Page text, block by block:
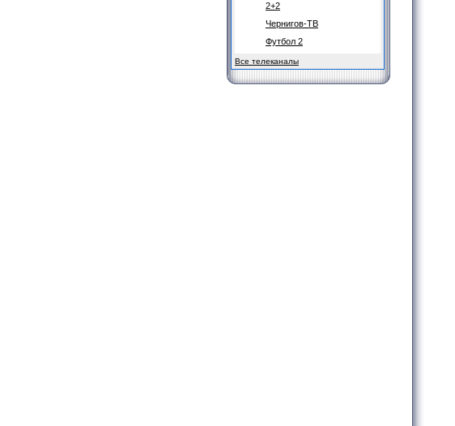
2+2
Чернигов-ТВ
Футбол 2
Все телеканалы